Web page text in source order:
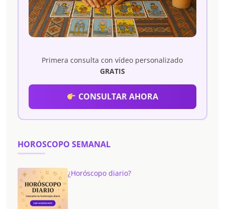
Primera consulta con vídeo personalizado
GRATIS
CONSULTAR AHORA
HOROSCOPO SEMANAL
¿Horóscopo diario?